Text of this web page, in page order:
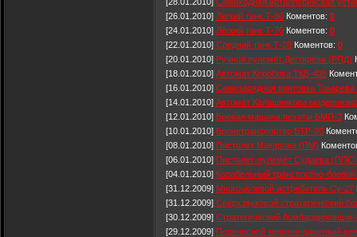
[26.01.2010] Лёгкий танк Т-80 Коментов: 0
[24.01.2010] Лёгкий танк Т-70 Коментов: 0
[22.01.2010] Средний танк Т-28 Коментов: 0
[20.01.2010] Ручной пулемёт Дегтярёва (РПД)
[18.01.2010] Автомат Коробова ТКБ-408
[16.01.2010] Самозарядная винтовка
[14.01.2010] Автомат Калашникова
[12.01.2010] Боевая машина пехоты БМП-3
[10.01.2010] Бронетранспортёр БТР-80
[08.01.2010] Пистолет Макарова (ПМ)
[06.01.2010] Пистолет-пулемёт Судаева
[04.01.2010] Корабельный транспортно-
[31.12.2009] Многоцелевой истребитель Су-27
[31.12.2009] Сверхзвуковой стратегический
[30.12.2009] Стратегический
[29.12.2009] Переносной зенитно-ракетный